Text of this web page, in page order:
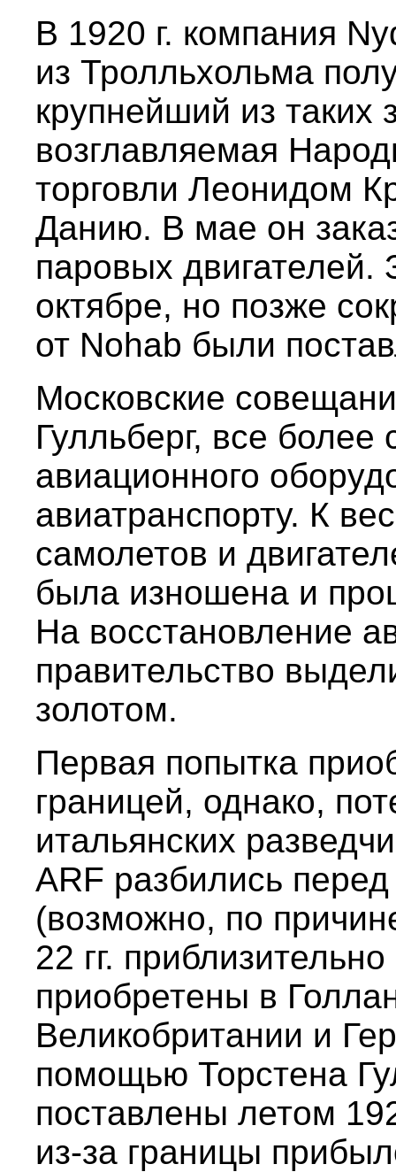
В 1920 г. компания
из Тролльхольма
крупнейший из таких
возглавляемая
торговли Леонидом
Данию. В мае он
паровых двигателей.
октябре, но позже
от Nohab были
Московские
Гулльберг, все более
авиационного
авиатранспорту. К
самолетов и
была изношена и
На восстановление
правительство
золотом.
Первая попытка
границей, однако,
итальянских
ARF разбились
(возможно, по
22 гг.
приобретены в
Великобритании и
помощью Торстена
поставлены летом
из-за границы